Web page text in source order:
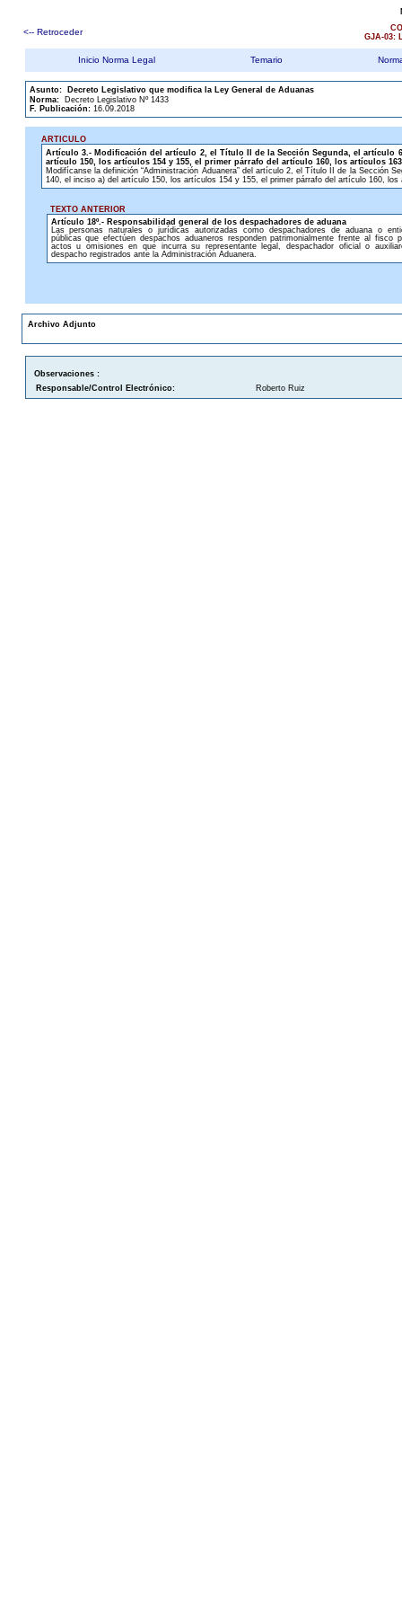
<-- Retroceder
GJA-03:
Inicio Norma Legal Temario
Asunto:
Decreto Legislativo que modifica la Ley General de Aduanas
Norma:Decreto Legislativo Nº 1433
F. Publicación: 16.09.2018
ARTICULO
Artículo 3.- Modificación del artículo 2, el Título II de la Sección Segunda, el artículo
artículo 150, los artículos 154 y 155, el primer párrafo del artículo 160, los artículos
Modifícanse la definición “Administración Aduanera” del artículo 2, el Título II de la Sección
140, el inciso a) del artículo 150, los artículos 154 y 155, el primer párrafo del artículo 160,
TEXTO ANTERIOR
Artículo 18º.- Responsabilidad general de los despachadores de aduana
Las personas naturales o jurídicas autorizadas como despachadores de aduana o
públicas que efectúen despachos aduaneros responden patrimonialmente frente al fisco
actos u omisiones en que incurra su representante legal, despachador oficial o
despacho registrados ante la Administración Aduanera.
Archivo Adjunto
Observaciones :
Responsable/Control Electrónico:
Roberto Ruiz